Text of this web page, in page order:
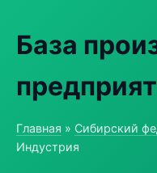
База
Главная » Сибирский
Индустрия